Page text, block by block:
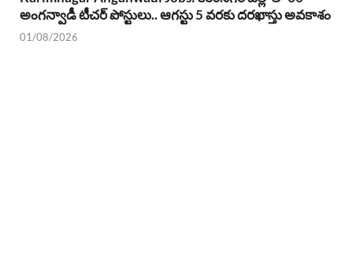
అంగన్వాడీ టీచర్ పోస్టులు.. ఆగస్టు 5 వరకు దరఖాస్తు అవకాశం
01/08/2026